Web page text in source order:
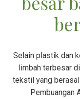
Selain plastik dan
limbah terbesar
tekstil yang
Pembuangan